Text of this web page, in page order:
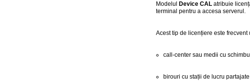
Modelul Device CALatribuie
terminal pentru a accesa serverul.
Acest tip de licențiere este frecvent
call-center sau medii cu
birouri cu stații de lucru partajate